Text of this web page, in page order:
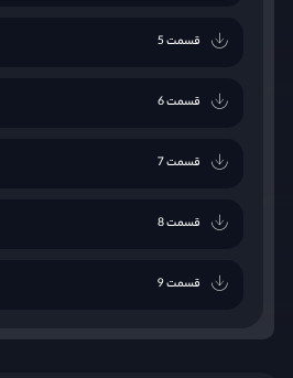
قسمت 5
قسمت 6
قسمت 7
قسمت 8
قسمت 9
قسمت 10